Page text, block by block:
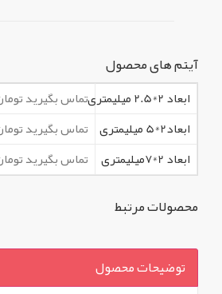
آیتم های محصول
ابعاد 2*2.5 میلیمتری تماس بگیرید
ابعاد2*5 میلیمتری تماس بگیرید
ابعاد 2*7میلیمتری تماس بگیرید
محصولات مرتبط
توضیحات محصول